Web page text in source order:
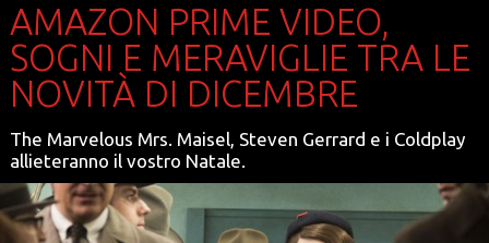
AMAZON PRIME VIDEO,
SOGNI E MERAVIGLIE TRA LE
NOVITÀ DI DICEMBRE
The Marvelous Mrs. Maisel, Steven Gerrard e i Coldplay
allieteranno il vostro Natale.